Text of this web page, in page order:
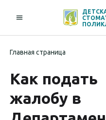
Главная страница
Как подать
жалобу в